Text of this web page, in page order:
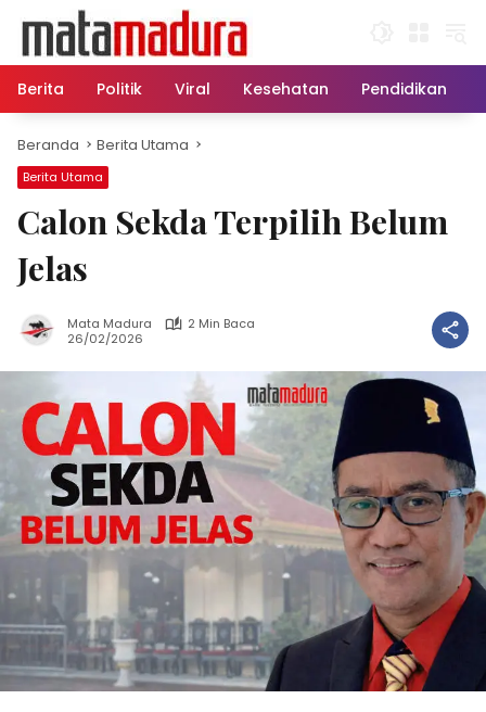
konten
Berita
Politik Viral Kesehatan Pendidikan
Beranda Berita Utama
Berita Utama
Calon Sekda Terpilih Belum
Jelas
Mata Madura
2 Min Baca
26/02/2026